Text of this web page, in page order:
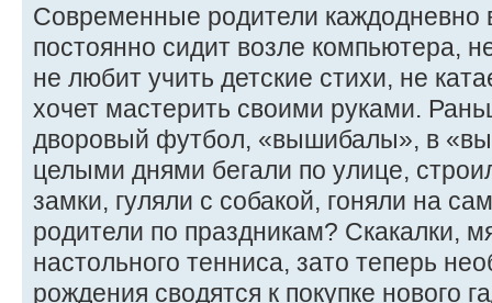
Современные родители каждодневно
постоянно сидит возле компьютера,
не любит учить детские стихи, не
хочет мастерить своими руками.
дворовый футбол, «вышибалы», в
целыми днями бегали по улице,
замки, гуляли с собакой, гоняли на
родители по праздникам? Скакалки,
настольного тенниса, зато теперь
рождения сводятся к покупке нового